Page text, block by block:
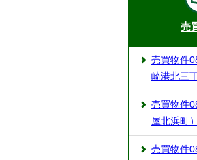
売
売買物件
崎港北三
売買物件
屋北浜町）
売買物件